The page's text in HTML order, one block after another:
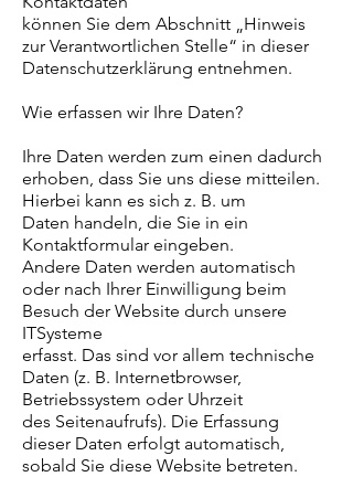
können Sie dem Abschnitt „Hinweis
zur Verantwortlichen Stelle“ in dieser
Datenschutzerklärung entnehmen.
Wie erfassen wir Ihre Daten?
Ihre Daten werden zum einen dadurch
erhoben, dass Sie uns diese mitteilen.
Hierbei kann es sich z. B. um
Daten handeln, die Sie in ein
Kontaktformular eingeben.
Andere Daten werden automatisch
oder nach Ihrer Einwilligung beim
Besuch der Website durch unsere
ITSysteme
erfasst. Das sind vor allem technische
Daten (z. B. Internetbrowser,
Betriebssystem oder Uhrzeit
des Seitenaufrufs). Die Erfassung
dieser Daten erfolgt automatisch,
sobald Sie diese Website betreten.